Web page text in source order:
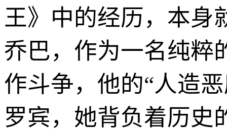
王》中的经历，本身
乔巴，作为一名纯粹
作斗争，他的“人造
罗宾，她背负着历史